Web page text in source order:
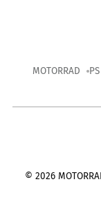
MOTORRAD PS
© 2026